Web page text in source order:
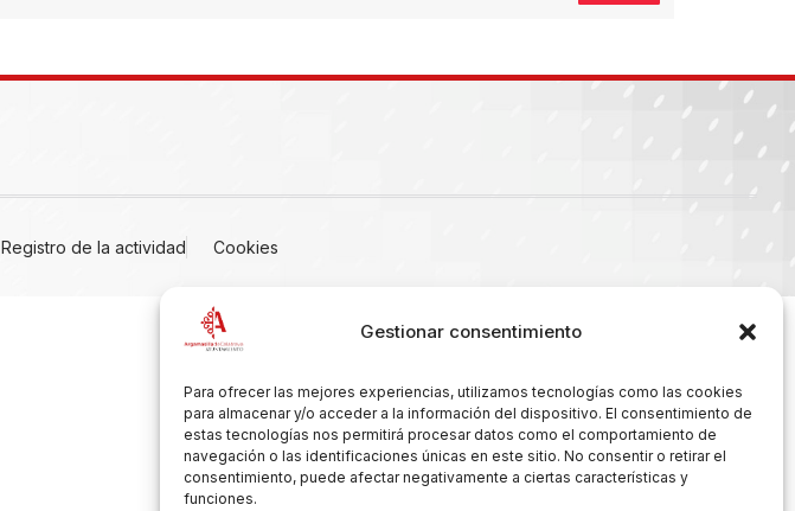
Gestionar consentimiento
Para ofrecer las mejores experiencias, utilizamos tecnologías como las cookies
para almacenar y/o acceder a la información del dispositivo. El consentimiento de
estas tecnologías nos permitirá procesar datos como el comportamiento de
navegación o las identificaciones únicas en este sitio. No consentir o retirar el
consentimiento, puede afectar negativamente a ciertas características y
funciones.
Registro de la actividad Cookies